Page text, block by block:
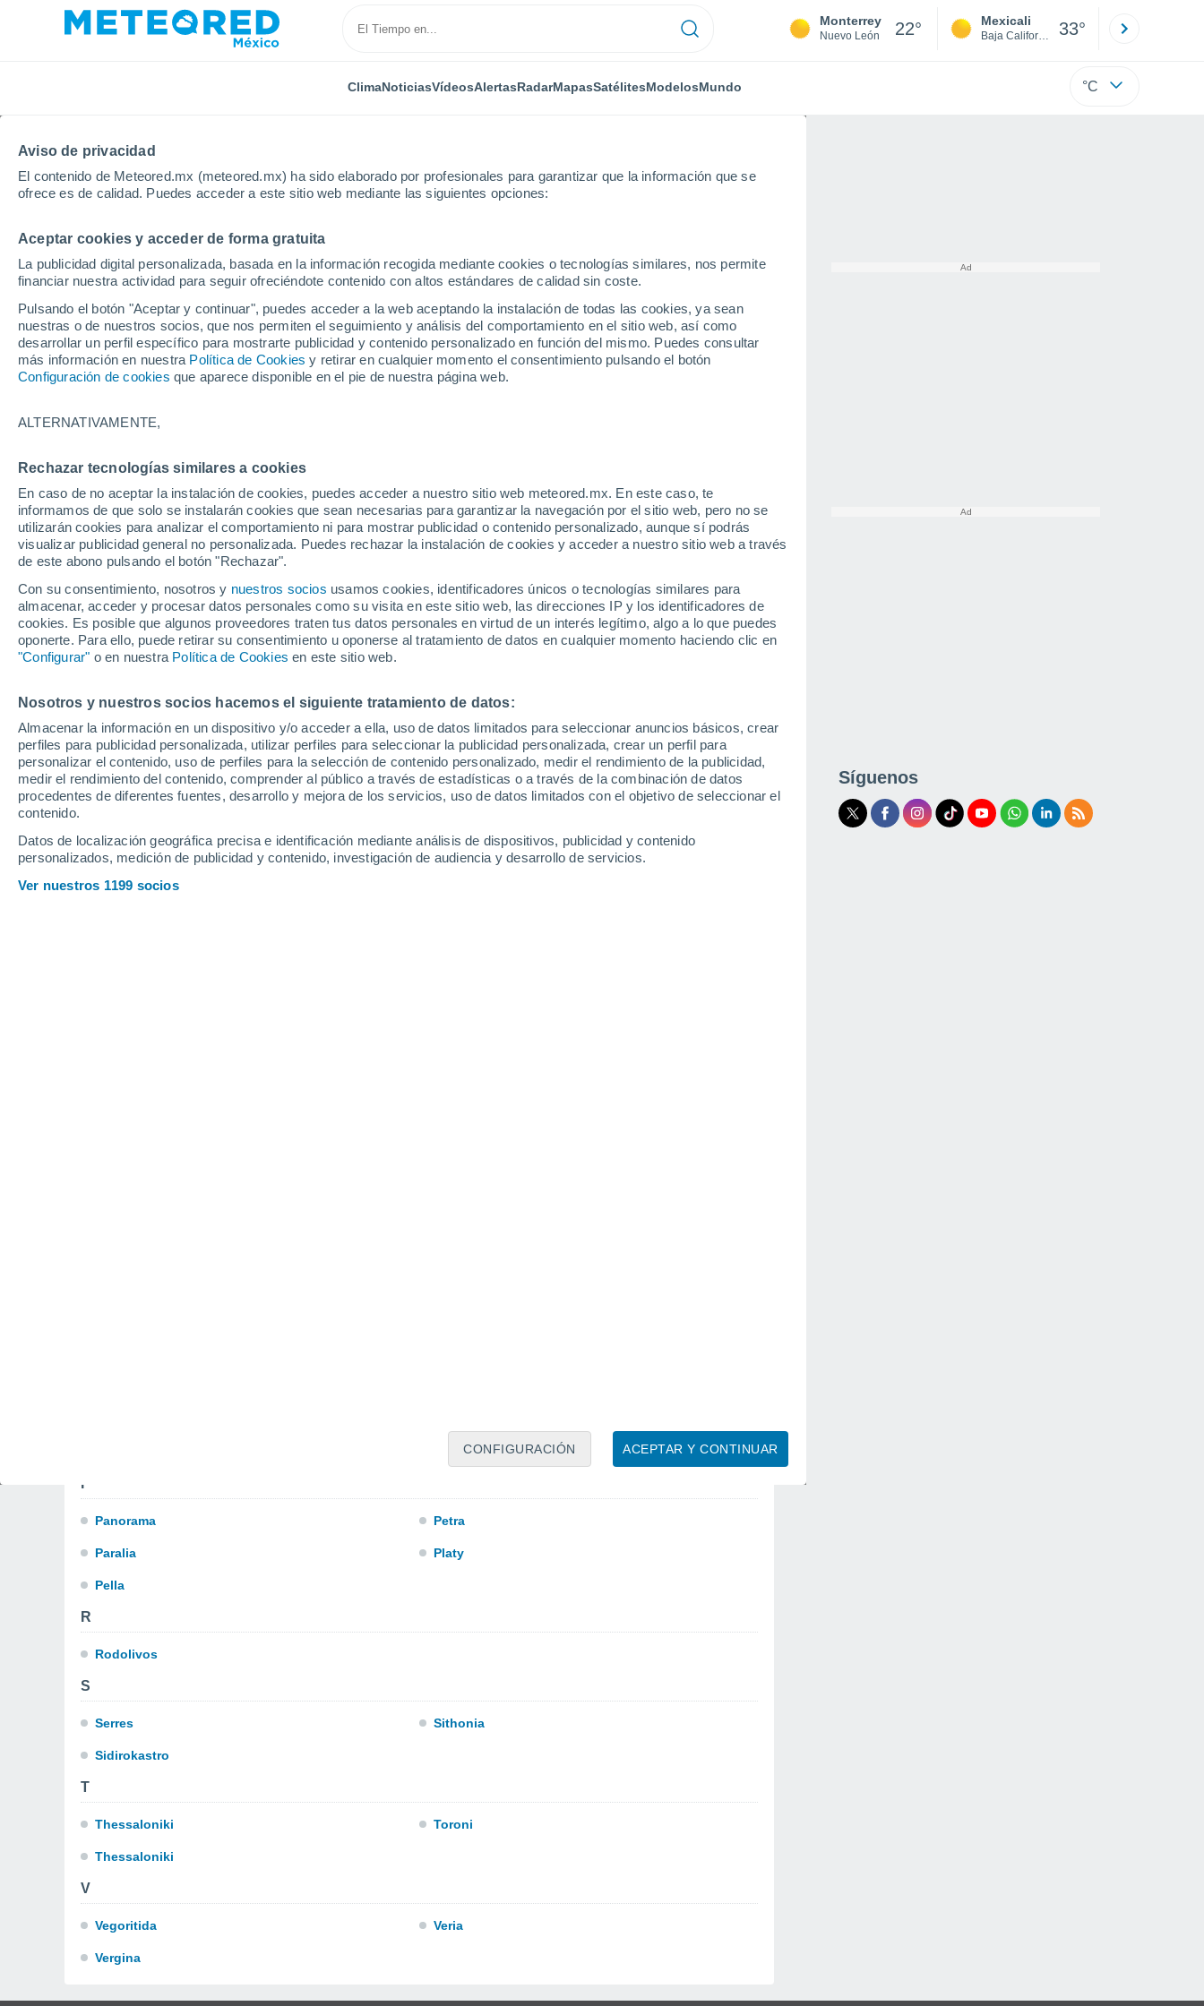
Aviso de privacidad
El contenido de Meteored.mx (meteored.mx) ha sido elaborado por profesionales para garantizar que la información que se
ofrece es de calidad. Puedes acceder a este sitio web mediante las siguientes opciones:
Aceptar cookies y acceder de forma gratuita
La publicidad digital personalizada, basada en la información recogida mediante cookies o tecnologías similares, nos permite
financiar nuestra actividad para seguir ofreciéndote contenido con altos estándares de calidad sin coste.
Pulsando el botón "Aceptar y continuar", puedes acceder a la web aceptando la instalación de todas las cookies, ya sean
nuestras o de nuestros socios, que nos permiten el seguimiento y análisis del comportamiento en el sitio web, así como
desarrollar un perfil específico para mostrarte publicidad y contenido personalizado en función del mismo. Puedes consultar
más información en nuestra Política de Cookies y retirar en cualquier momento el consentimiento pulsando el botón
Configuración de cookies que aparece disponible en el pie de nuestra página web.
ALTERNATIVAMENTE,
Rechazar tecnologías similares a cookies
En caso de no aceptar la instalación de cookies, puedes acceder a nuestro sitio web meteored.mx. En este caso, te
informamos de que solo se instalarán cookies que sean necesarias para garantizar la navegación por el sitio web, pero no se
utilizarán cookies para analizar el comportamiento ni para mostrar publicidad o contenido personalizado, aunque sí podrás
visualizar publicidad general no personalizada. Puedes rechazar la instalación de cookies y acceder a nuestro sitio web a través
de este abono pulsando el botón "Rechazar".
Con su consentimiento, nosotros y nuestros socios usamos cookies, identificadores únicos o tecnologías similares para
almacenar, acceder y procesar datos personales como su visita en este sitio web, las direcciones IP y los identificadores de
cookies. Es posible que algunos proveedores traten tus datos personales en virtud de un interés legítimo, algo a lo que puedes
oponerte. Para ello, puede retirar su consentimiento u oponerse al tratamiento de datos en cualquier momento haciendo clic en
"Configurar" o en nuestra Política de Cookies en este sitio web.
Nosotros y nuestros socios hacemos el siguiente tratamiento de datos:
Almacenar la información en un dispositivo y/o acceder a ella, uso de datos limitados para seleccionar anuncios básicos, crear
perfiles para publicidad personalizada, utilizar perfiles para seleccionar la publicidad personalizada, crear un perfil para
personalizar el contenido, uso de perfiles para la selección de contenido personalizado, medir el rendimiento de la publicidad,
medir el rendimiento del contenido, comprender al público a través de estadísticas o a través de la combinación de datos
procedentes de diferentes fuentes, desarrollo y mejora de los servicios, uso de datos limitados con el objetivo de seleccionar el
contenido.
Datos de localización geográfica precisa e identificación mediante análisis de dispositivos, publicidad y contenido
personalizados, medición de publicidad y contenido, investigación de audiencia y desarrollo de servicios.
Ver nuestros 1199 socios
ACEPTAR Y CONTINUAR
CONFIGURACIÓN
Monterrey
Nuevo León 22° Mexicali
Baja California 33°
ClimaNoticiasVídeosAlertasRadarMapasSatélitesModelosMundo °C
Inicio Grecia Macedonia Central Localidades
Clima en todas las ciudades de Macedonia
Central
Todas las localidades de Macedonia Central
Achinos
Aghion Oros
Agios Athanasios
Agios Georgios
Alistrati
Anatolikos Olimpos
Anthemountas
D
Dion
Echedoros
Edessa
Efkarpia
Elafina
Eleftherio Kordelio
Giannitsa
I
Ormylia
P
Panorama
Paralia
Pella
Petra
Platy
R
Rodolivos
S
Serres
Sidirokastro
Sithonia
T
Thessaloniki
Thessaloniki
Toroni
V
Vegoritida
Vergina
Veria
Síguenos